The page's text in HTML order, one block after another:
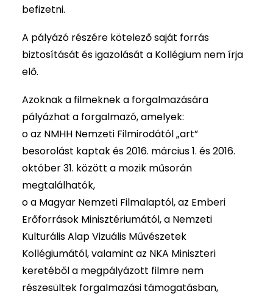
befizetni.
A pályázó részére kötelező saját forrás
biztosítását és igazolását a Kollégium nem írja
elő.
Azoknak a filmeknek a forgalmazására
pályázhat a forgalmazó, amelyek:
o az NMHH Nemzeti Filmirodától „art”
besorolást kaptak és 2016. március 1. és 2016.
október 31. között a mozik műsorán
megtalálhatók,
o a Magyar Nemzeti Filmalaptól, az Emberi
Erőforrások Minisztériumától, a Nemzeti
Kulturális Alap Vizuális Művészetek
Kollégiumától, valamint az NKA Miniszteri
keretéből a megpályázott filmre nem
részesültek forgalmazási támogatásban,